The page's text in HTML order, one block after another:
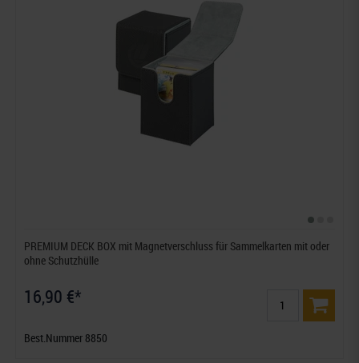
PREMIUM DECK BOX mit Magnetverschluss für Sammelkarten mit oder
ohne Schutzhülle
16,90 €*
Best.Nummer 8850